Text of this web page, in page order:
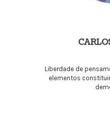
Liberdade de
elementos